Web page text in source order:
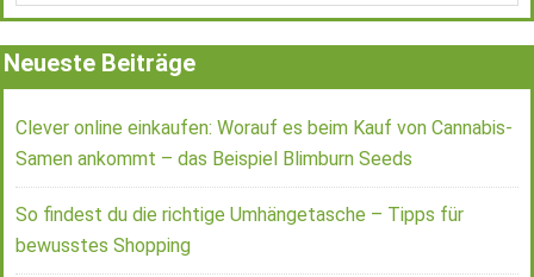
Neueste Beiträge
Clever online einkaufen: Worauf es beim Kauf von Cannabis-
Samen ankommt – das Beispiel Blimburn Seeds
So findest du die richtige Umhängetasche – Tipps für
bewusstes Shopping